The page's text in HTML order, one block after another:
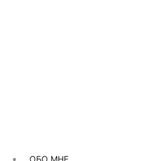
ОБО МНЕ